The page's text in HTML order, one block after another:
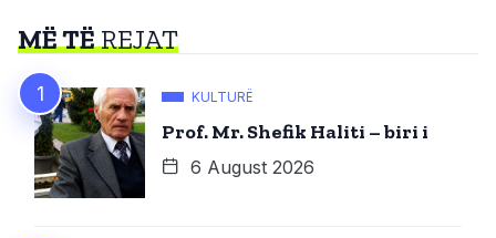
MË TËREJAT
KULTURË
Prof. Mr. Shefik Haliti – biri i
6 August 2026